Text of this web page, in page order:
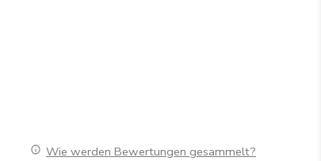
Wie werden Bewertungen gesammelt?